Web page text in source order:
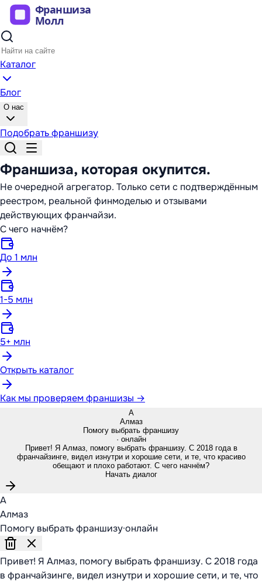
Каталог
Блог
О нас
Подобрать франшизу
Франшиза, которая окупится.
Не очередной агрегатор. Только сети с подтверждённым
реестром, реальной финмоделью и отзывами
действующих франчайзи.
С чего начнём?
До 1 млн
1-5 млн
5+ млн
Открыть каталог
Как мы проверяем франшизы →
А
Алмаз
Помогу выбрать франшизу
· онлайн
Привет! Я Алмаз, помогу выбрать франшизу. С 2018 года в
франчайзинге, видел изнутри и хорошие сети, и те, что красиво
обещают и плохо работают. С чего начнём?
Начать диалог
А
Алмаз
Помогу выбрать франшизу·онлайн
Привет! Я Алмаз, помогу выбрать франшизу. С 2018 года
в франчайзинге, видел изнутри и хорошие сети, и те, что